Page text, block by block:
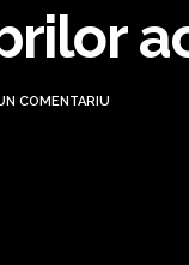
COMENTARIU